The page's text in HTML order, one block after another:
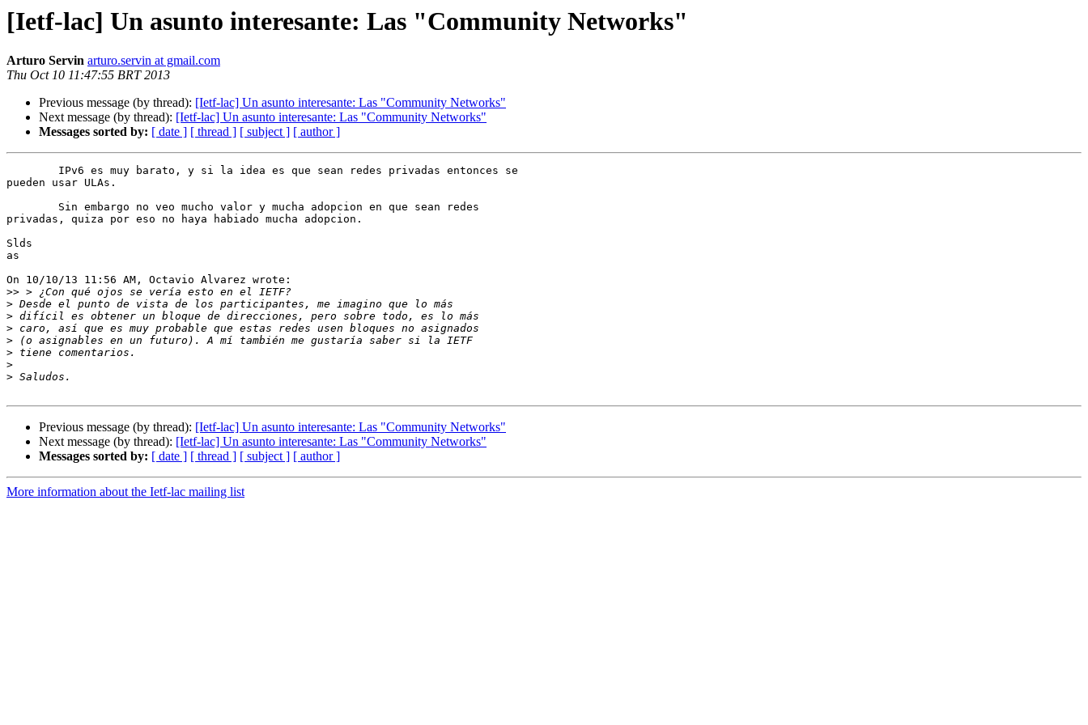
[Ietf-lac] Un asunto interesante: Las "Community Networks"
Arturo Servin arturo.servin at gmail.com
Thu Oct 10 11:47:55 BRT 2013
Previous message (by thread): [Ietf-lac] Un asunto interesante: Las "Community Networks"
Next message (by thread): [Ietf-lac] Un asunto interesante: Las "Community Networks"
Messages sorted by: [ date ] [ thread ] [ subject ] [ author ]
pueden usar ULAs.
privadas, quiza por eso no haya habiado mucha adopcion.
Slds
as
On 10/10/13 11:56 AM, Octavio Alvarez wrote:
>>
>
>
>
>
>
>
>
Previous message (by thread): [Ietf-lac] Un asunto interesante: Las "Community Networks"
Next message (by thread): [Ietf-lac] Un asunto interesante: Las "Community Networks"
Messages sorted by: [ date ] [ thread ] [ subject ] [ author ]
More information about the Ietf-lac mailing list